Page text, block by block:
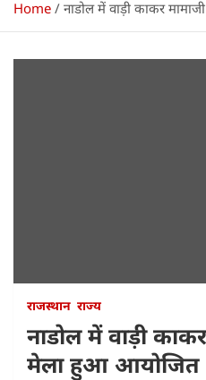
Home नाडोल में वाड़ी काकर
राजस्थान राज्य
नाडोल में वाड़ी
मेला हुआ आयोजित